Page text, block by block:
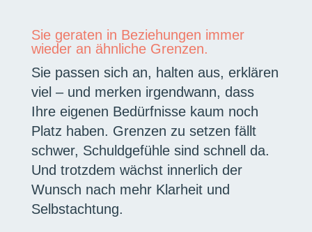
Sie geraten in Beziehungen immer
wieder an ähnliche Grenzen.
Sie passen sich an, halten aus, erklären
viel – und merken irgendwann, dass
Ihre eigenen Bedürfnisse kaum noch
Platz haben. Grenzen zu setzen fällt
schwer, Schuldgefühle sind schnell da.
Und trotzdem wächst innerlich der
Wunsch nach mehr Klarheit und
Selbstachtung.